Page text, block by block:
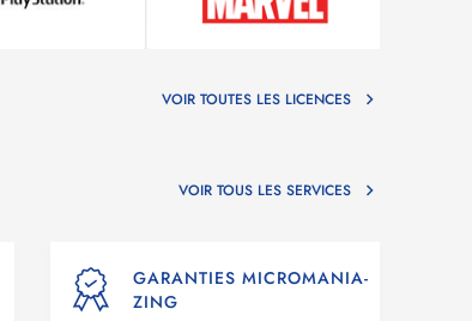
VOIR TOUTES LES LICENCES
VOIR TOUS LES SERVICES
GARANTIES MICROMANIA-
ZING